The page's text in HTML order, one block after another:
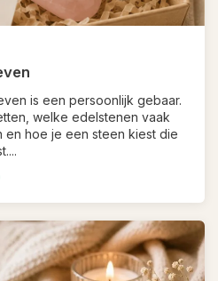
is een persoonlijk gebaar.
welke edelstenen vaak
hoe je een steen kiest die